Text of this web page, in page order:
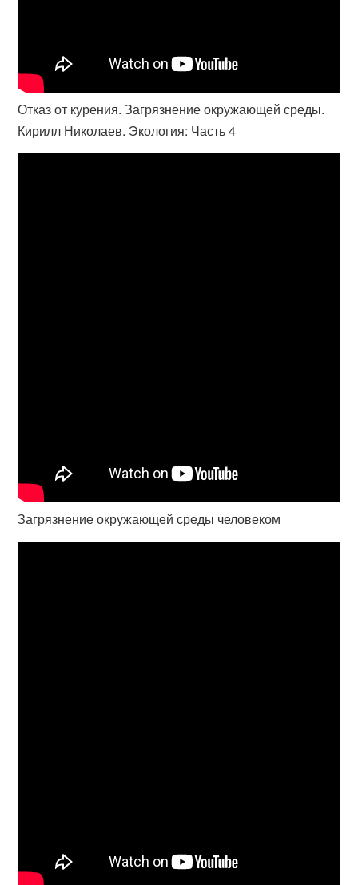
Отказ от курения. Загрязнение окружающей среды.
Кирилл Николаев. Экология: Часть 4
Загрязнение окружающей среды человеком